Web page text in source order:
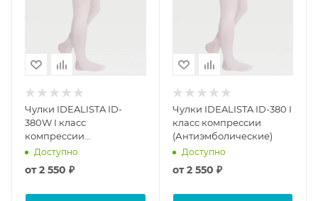
Чулки IDEALISTA ID-
380W I класс
компрессии
(Антиэмболические) на
Доступно
от2 550 ₽
Чулки IDEALISTA ID-380 I
класс компрессии
(Антиэмболические)
Доступно
от2 550 ₽